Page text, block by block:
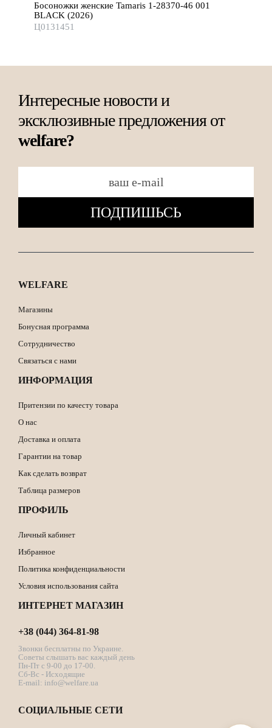
Босоножки женские Tamaris 1-28370-46 001
BLACK (2026)
Ц0131451
Интересные новости и
эксклюзивные предложения от
welfare?
ПОДПИШЬСЬ
WELFARE
Магазины
Бонусная программа
Сотрудничество
Связаться с нами
ИНФОРМАЦИЯ
Притензии по качесту товара
О нас
Доставка и оплата
Гарантии на товар
Как сделать возврат
Таблица размеров
ПРОФИЛЬ
Личный кабинет
Избранное
Политика конфиденциальности
Условия использования сайта
ИНТЕРНЕТ МАГАЗИН
+38 (044) 364-81-98
Звонки бесплатны по Украине.
Советы слышать вас каждый день
Пн-Пт с 9-00 до 17-00.
Сб-Вс - Исходящие
E-mail: info@welfare.ua
СОЦИАЛЬНЫЕ СЕТИ